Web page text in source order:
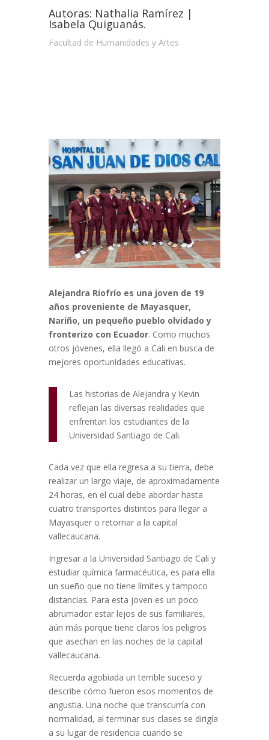
Autoras: Nathalia Ramírez |
Isabela Quiguanás.
Facultad de Humanidades y Artes
Alejandra Riofrío es una joven de 19
años proveniente de Mayasquer,
Nariño, un pequeño pueblo olvidado y
fronterizo con Ecuador. Como muchos
otros jóvenes, ella llegó a Cali en busca de
mejores oportunidades educativas.
Las historias de Alejandra y Kevin
reflejan las diversas realidades que
enfrentan los estudiantes de la
Universidad Santiago de Cali.
Cada vez que ella regresa a su tierra, debe
realizar un largo viaje, de aproximadamente
24 horas, en el cual debe abordar hasta
cuatro transportes distintos para llegar a
Mayasquer o retornar a la capital
vallecaucana.
Ingresar a la Universidad Santiago de Cali y
estudiar química farmacéutica, es para ella
un sueño que no tiene límites y tampoco
distancias. Para esta joven es un poco
abrumador estar lejos de sus familiares,
aún más porque tiene claros los peligros
que asechan en las noches de la capital
vallecaucana.
Recuerda agobiada un terrible suceso y
describe cómo fueron esos momentos de
angustia. Una noche que transcurría con
normalidad, al terminar sus clases se dirigía
a su lugar de residencia cuando se